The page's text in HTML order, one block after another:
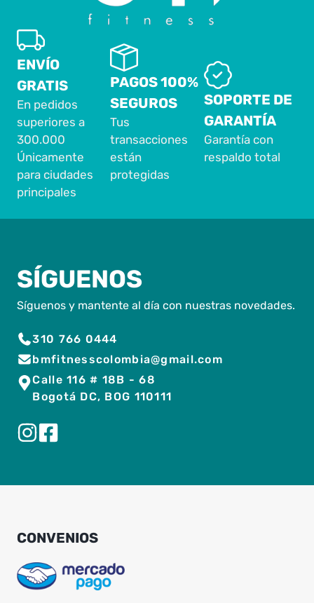
ENVÍO
GRATIS
En pedidos
superiores a
300.000
Únicamente
para ciudades
principales
PAGOS 100%
SEGUROS
Tus
transacciones
están
protegidas
SOPORTE DE
GARANTÍA
Garantía con
respaldo total
SÍGUENOS
Síguenos y mantente al día con nuestras novedades.
310 766 0444
bmfitnesscolombia@gmail.com
Calle 116 # 18B - 68
Bogotá DC, BOG 110111
CONVENIOS